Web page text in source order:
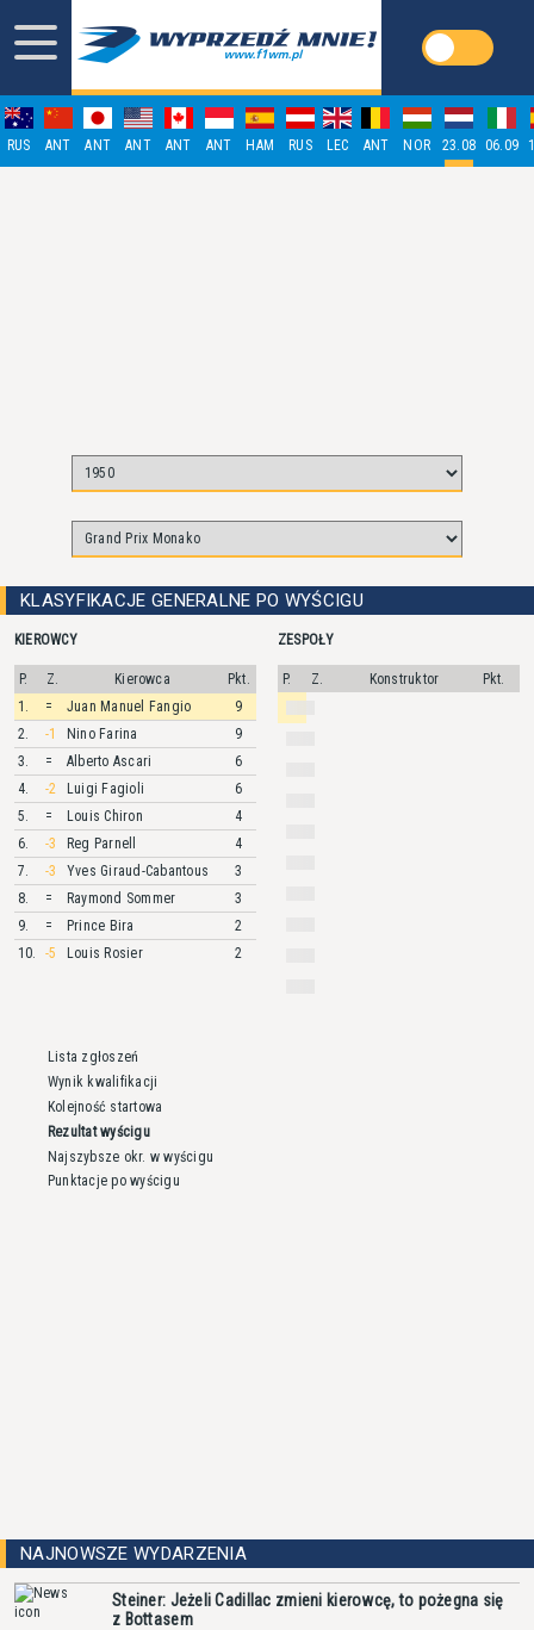
RUS ANT ANT ANT ANT ANT HAM RUS LEC ANT NOR 23.08 06.09
KLASYFIKACJE GENERALNE PO WYŚCIGU
KIEROWCY
P. Z. Kierowca
Pkt.
1.
= Juan Manuel Fangio
9
2.
-1 NinoFarina
9
3.
= Alberto Ascari
6
4.
-2 Luigi Fagioli
6
5.
= Louis Chiron
4
6.
-3 Reg Parnell
4
7.
-3 Yves Giraud-Cabantous
3
8.
= Raymond Sommer
3
9.
= Prince Bira
2
10.
-5 Louis Rosier 2
ZESPOŁY
P. Z. Konstruktor Pkt.
Lista zgłoszeń
Wynik kwalifikacji
Kolejność startowa
Rezultat wyścigu
Najszybsze okr. w wyścigu
Punktacje po wyścigu
NAJNOWSZE WYDARZENIA
Steiner: Jeżeli Cadillac zmieni kierowcę, to pożegna się
z Bottasem